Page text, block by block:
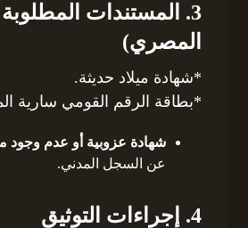
3. المستندات
المصري)
*شهادة ميلاد حديثة.
*بطاقة الرقم القومي سارية
شهادة عزوبية أو عدم وجود
عن السجل المدني.
4. إجراءات التوثيق